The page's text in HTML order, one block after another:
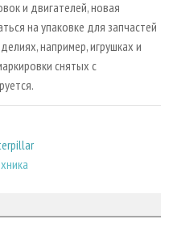
и двигателей, новая
на упаковке для запчастей
например, игрушках и
снятых с